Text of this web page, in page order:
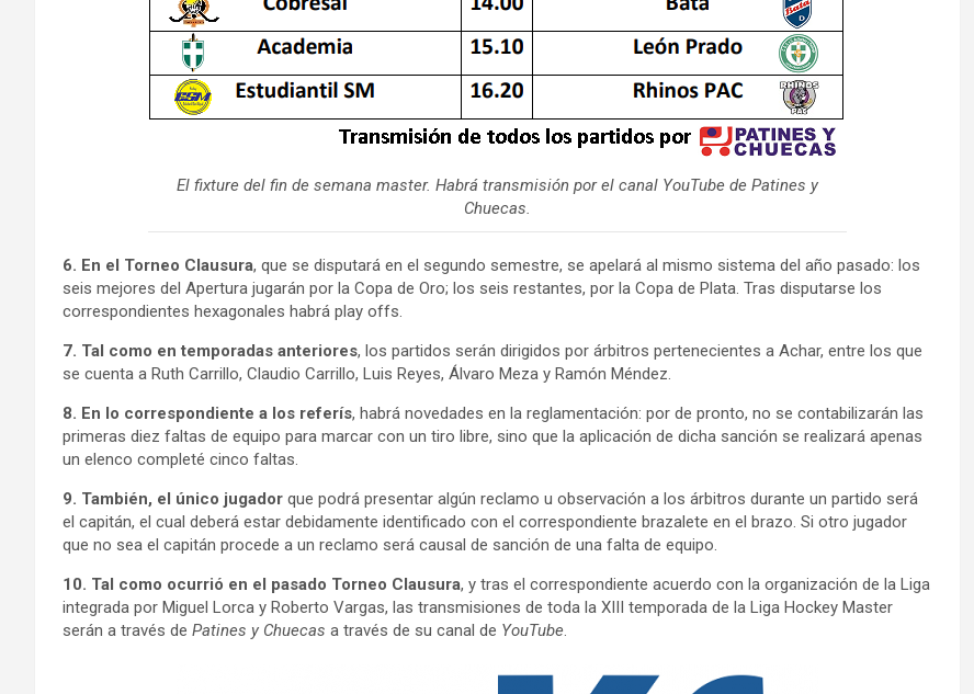
El fixture del fin de semana master. Habrá transmisión por el canal YouTube de Patines y
Chuecas.
6. En el Torneo Clausura, que se disputará en el segundo semestre, se apelará al mismo sistema del año pasado: los
seis mejores del Apertura jugarán por la Copa de Oro; los seis restantes, por la Copa de Plata. Tras disputarse los
correspondientes hexagonales habrá play offs.
7. Tal como en temporadas anteriores, los partidos serán dirigidos por árbitros pertenecientes a Achar, entre los que
se cuenta a Ruth Carrillo, Claudio Carrillo, Luis Reyes, Álvaro Meza y Ramón Méndez.
8. En lo correspondiente a los referís, habrá novedades en la reglamentación: por de pronto, no se contabilizarán las
primeras diez faltas de equipo para marcar con un tiro libre, sino que la aplicación de dicha sanción se realizará apenas
un elenco completé cinco faltas.
9. También, el único jugador que podrá presentar algún reclamo u observación a los árbitros durante un partido será
el capitán, el cual deberá estar debidamente identificado con el correspondiente brazalete en el brazo. Si otro jugador
que no sea el capitán procede a un reclamo será causal de sanción de una falta de equipo.
10. Tal como ocurrió en el pasado Torneo Clausura, y tras el correspondiente acuerdo con la organización de la Liga
integrada por Miguel Lorca y Roberto Vargas, las transmisiones de toda la XIII temporada de la Liga Hockey Master
serán a través de Patines y Chuecas a través de su canal de YouTube.